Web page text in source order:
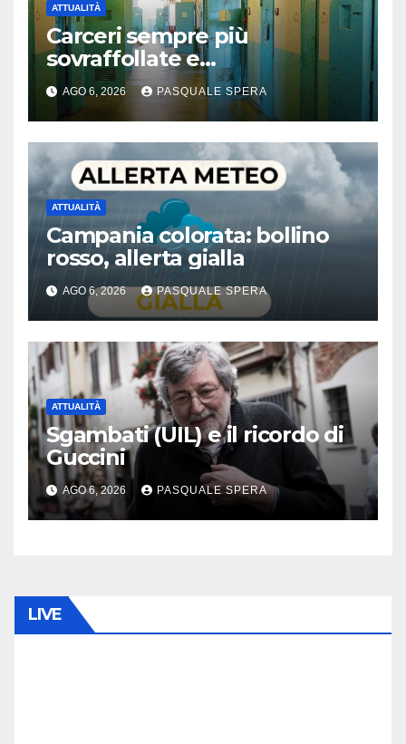
ATTUALITÀ
Carceri sempre più
sovraffollate e
problematiche
AGO 6, 2026 PASQUALE SPERA
ATTUALITÀ
Campania colorata: bollino
rosso, allerta gialla
AGO 6, 2026 PASQUALE SPERA
ATTUALITÀ
Sgambati (UIL) e il ricordo di
Guccini
AGO 6, 2026 PASQUALE SPERA
LIVE